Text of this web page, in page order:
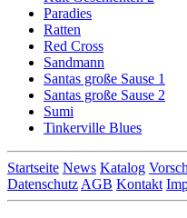
Paradies
Ratten
Red Cross
Sandmann
Santas große Sause 1
Santas große Sause 2
Sumi
Tinkerville Blues
Startseite News Katalog
Datenschutz AGB Kontakt